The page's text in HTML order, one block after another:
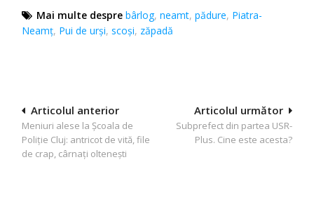
Mai multe despre bârlog,neamt,pădure, Piatra-
Neamț, Pui de urși,scoși, zăpadă
Navigare
în
articole
Articolul următor
Subprefect din partea USR-
Plus. Cine este acesta?
Articolul anterior
Meniuri alese la Școala de
Poliție Cluj: antricot de vită, file
de crap, cârnați oltenești